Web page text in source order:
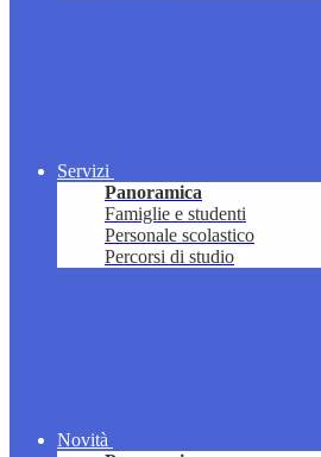
Servizi
Panoramica
Famiglie e studenti
Personale scolastico
Percorsi di studio
Novità